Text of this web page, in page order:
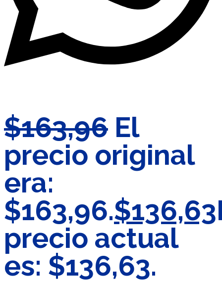
$163,96 El
precio original
era:
$163,96.$136,63
precio actual
es: $136,63.